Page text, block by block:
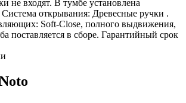
не входят. В тумбе установлена
открывания: Древесные ручки .
Soft-Close, полного выдвижения,
поставляется в сборе. Гарантийный срок